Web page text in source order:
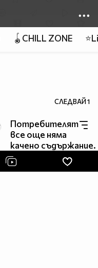
🪀CHILL ZONE
СЛЕДВАЙ1
Потребителят
все още няма
качено съдържание.